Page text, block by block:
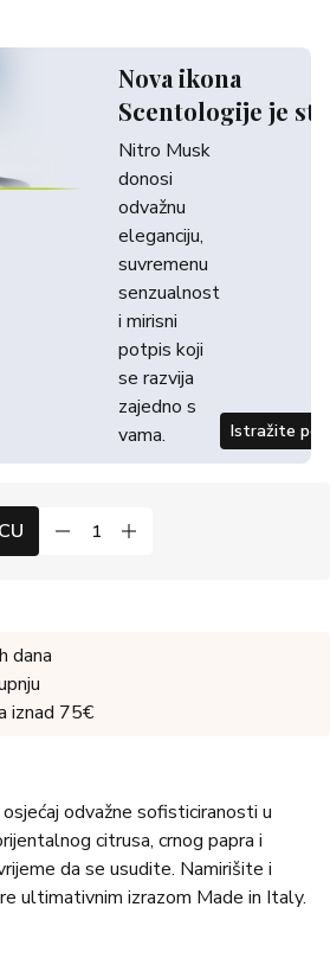
Nova ikona
Scentologije je
Nitro Musk
donosi
odvažnu
eleganciju,
suvremenu
senzualnost
i mirisni
potpis koji
se razvija
zajedno s
vama.
Istražite
dana
iznad 75€
odvažne sofisticiranosti u
citrusa, crnog papra i
da se usudite. Namirišite i
ultimativnim izrazom Made in Italy.